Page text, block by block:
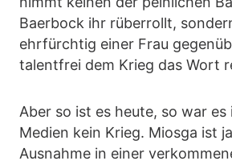
Baerbock ihr rüberrollt,
ehrfürchtig einer Frau
talentfrei dem Krieg das Wort
Aber so ist es heute, so war es
Medien kein Krieg. Miosga ist
Ausnahme in einer